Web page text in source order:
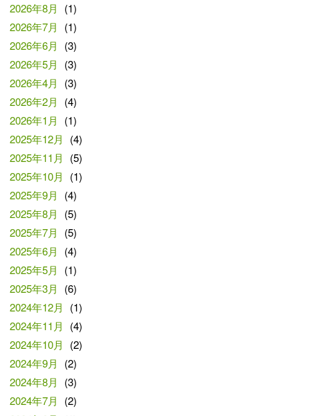
2026年8月
(1)
2026年7月
(1)
2026年6月
(3)
2026年5月
(3)
2026年4月
(3)
2026年2月
(4)
2026年1月
(1)
2025年12月
(4)
2025年11月
(5)
2025年10月
(1)
2025年9月
(4)
2025年8月
(5)
2025年7月
(5)
2025年6月
(4)
2025年5月
(1)
2025年3月
(6)
2024年12月
(1)
2024年11月
(4)
2024年10月
(2)
2024年9月
(2)
2024年8月
(3)
2024年7月
(2)